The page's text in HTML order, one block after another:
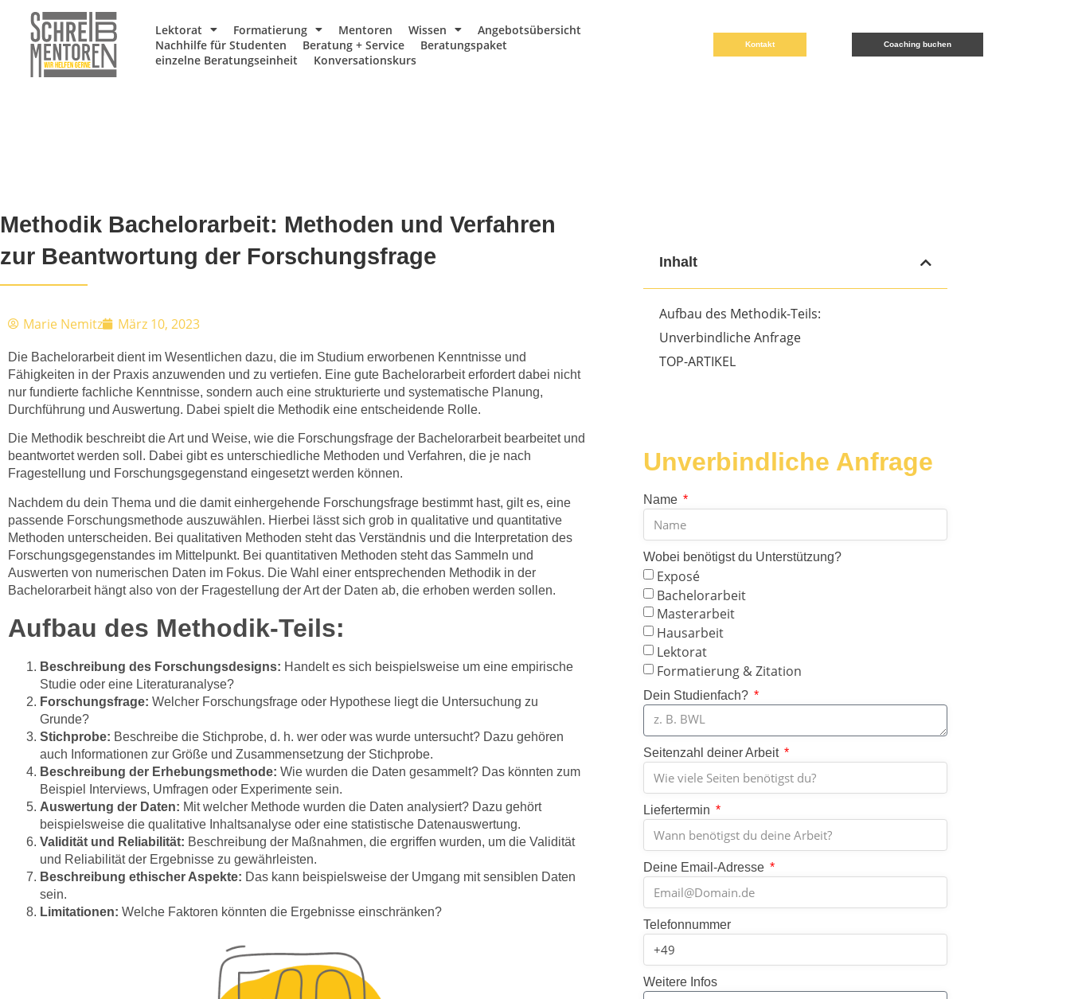
Lektorat Formatierung Mentoren Wissen
Angebotsübersicht
Nachhilfe für Studenten
Beratung + Service
Beratungspaket
einzelne Beratungseinheit
Konversationskurs
Kontakt Coaching buchen
Methodik Bachelorarbeit: Methoden und Verfahren
zur Beantwortung der Forschungsfrage
Marie Nemitz März 10, 2023
Die Bachelorarbeit dient im Wesentlichen dazu, die im Studium erworbenen Kenntnisse und
Fähigkeiten in der Praxis anzuwenden und zu vertiefen. Eine gute Bachelorarbeit erfordert dabei nicht
nur fundierte fachliche Kenntnisse, sondern auch eine strukturierte und systematische Planung,
Durchführung und Auswertung. Dabei spielt die Methodik eine entscheidende Rolle.
Die Methodik beschreibt die Art und Weise, wie die Forschungsfrage der Bachelorarbeit bearbeitet und
beantwortet werden soll. Dabei gibt es unterschiedliche Methoden und Verfahren, die je nach
Fragestellung und Forschungsgegenstand eingesetzt werden können.
Nachdem du dein Thema und die damit einhergehende Forschungsfrage bestimmt hast, gilt es, eine
passende Forschungsmethode auszuwählen. Hierbei lässt sich grob in qualitative und quantitative
Methoden unterscheiden. Bei qualitativen Methoden steht das Verständnis und die Interpretation des
Forschungsgegenstandes im Mittelpunkt. Bei quantitativen Methoden steht das Sammeln und
Auswerten von numerischen Daten im Fokus. Die Wahl einer entsprechenden Methodik in der
Bachelorarbeit hängt also von der Fragestellung der Art der Daten ab, die erhoben werden sollen.
Aufbau des Methodik-Teils:
Beschreibung des Forschungsdesigns: Handelt es sich beispielsweise um eine empirische
Studie oder eine Literaturanalyse?
Forschungsfrage: Welcher Forschungsfrage oder Hypothese liegt die Untersuchung zu
Grunde?
Stichprobe: Beschreibe die Stichprobe, d. h. wer oder was wurde untersucht? Dazu gehören
auch Informationen zur Größe und Zusammensetzung der Stichprobe.
Beschreibung der Erhebungsmethode: Wie wurden die Daten gesammelt? Das könnten zum
Beispiel Interviews, Umfragen oder Experimente sein.
Auswertung der Daten: Mit welcher Methode wurden die Daten analysiert? Dazu gehört
beispielsweise die qualitative Inhaltsanalyse oder eine statistische Datenauswertung.
Validität und Reliabilität: Beschreibung der Maßnahmen, die ergriffen wurden, um die Validität
und Reliabilität der Ergebnisse zu gewährleisten.
Beschreibung ethischer Aspekte: Das kann beispielsweise der Umgang mit sensiblen Daten
sein.
Limitationen: Welche Faktoren könnten die Ergebnisse einschränken?
Inhalt
Aufbau des Methodik-Teils:
Unverbindliche Anfrage
TOP-ARTIKEL
Unverbindliche Anfrage
Name
Wobei benötigst du Unterstützung?
Exposé
Bachelorarbeit
Masterarbeit
Hausarbeit
Lektorat
Formatierung & Zitation
Dein Studienfach?
Seitenzahl deiner Arbeit
Liefertermin
Deine Email-Adresse
Telefonnummer
Weitere Infos